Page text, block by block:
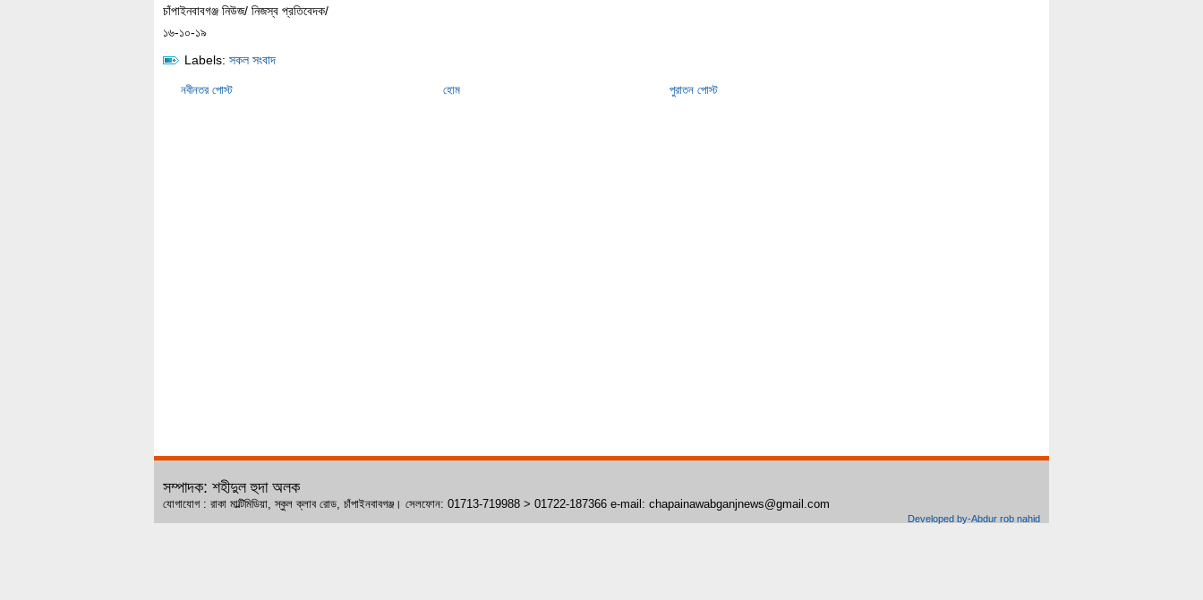
চাঁপাইনবাবগঞ্জ নিউজ/ নিজস্ব প্রতিবেদক/
১৬-১০-১৯
Labels: সকল সংবাদ
নবীনতর পোস্ট পুরাতন পোস্ট
হোম
সম্পাদক: শহীদুল হুদা অলক
যোগাযোগ : রাকা মাল্টিমিডিয়া, স্কুল ক্লাব রোড, চাঁপাইনবাবগঞ্জ। সেলফোন: 01713-719988 > 01722-187366 e-mail: chapainawabganjnews@gmail.com
Developed by-Abdur rob nahid